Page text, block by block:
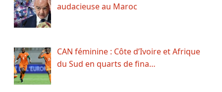
audacieuse au Maroc
CAN féminine : Côte d’Ivoire et Afrique
du Sud en quarts de fina…